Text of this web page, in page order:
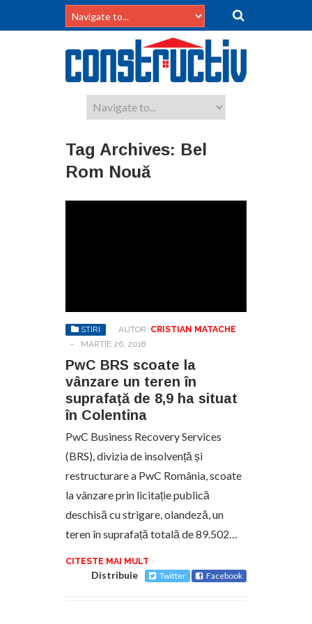
Tag Archives: Bel
Rom Nouă
STIRI AUTOR: CRISTIAN MATACHE
-
MARTIE 26, 2018
PwC BRS scoate la
vânzare un teren în
suprafață de 8,9 ha situat
în Colentina
PwC Business Recovery Services
(BRS), divizia de insolvență și
restructurare a PwC România, scoate
la vânzare prin licitație publică
deschisă cu strigare, olandeză, un
teren în suprafață totală de 89.502…
CITESTE MAI MULT
Distribuie Twitter Facebook